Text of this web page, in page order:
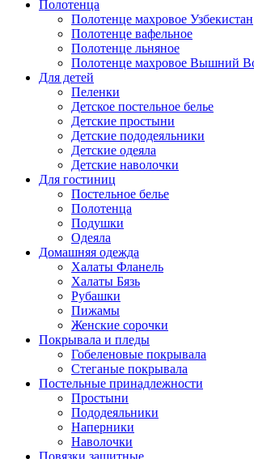
Полотенца
Полотенце махровое Узбекистан
Полотенце вафельное
Полотенце льняное
Полотенце махровое Вышний
Для детей
Пеленки
Детское постельное белье
Детские простыни
Детские пододеяльники
Детские одеяла
Детские наволочки
Для гостиниц
Постельное белье
Полотенца
Подушки
Одеяла
Домашняя одежда
Халаты Фланель
Халаты Бязь
Рубашки
Пижамы
Женские сорочки
Покрывала и пледы
Гобеленовые покрывала
Стеганые покрывала
Постельные принадлежности
Простыни
Пододеяльники
Наперники
Наволочки
Повязки защитные